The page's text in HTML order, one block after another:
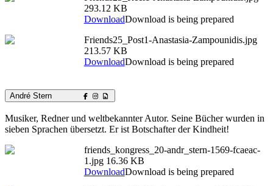
293.12 KB
DownloadDownload is being prepared
Friends25_Post1-Anastasia-Zampounidis.jpg
213.57 KB
DownloadDownload is being prepared
André Stern
Musiker, Redner und weltbekannter Autor. Seine Bücher wurden in
sieben Sprachen übersetzt. Er ist Botschafter der Kindheit!
friends_kongress_20-andr_stern-1569-fcaeac-
1.jpg 16.36 KB
DownloadDownload is being prepared